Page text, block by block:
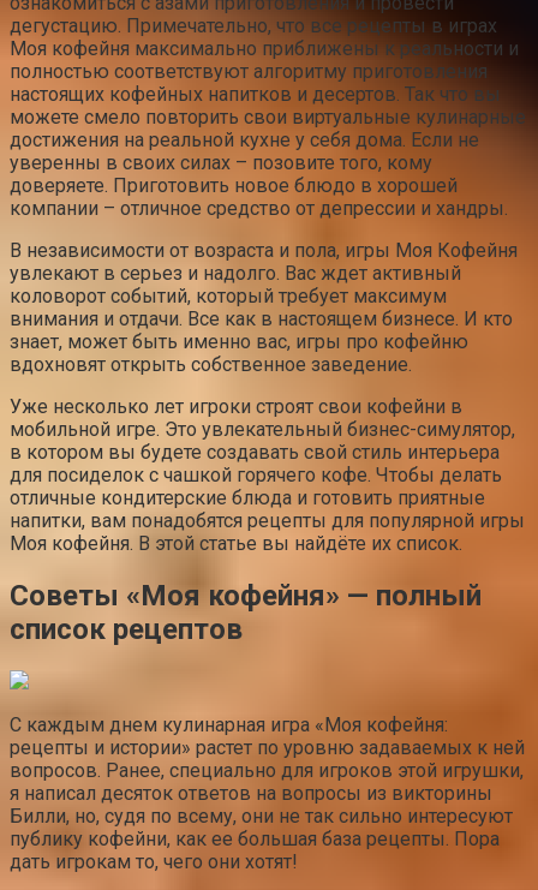
дегустацию. Примечательно, что все рецепты в играх
Моя кофейня максимально приближены к реальности и
полностью соответствуют алгоритму приготовления
настоящих кофейных напитков и десертов. Так что вы
можете смело повторить свои виртуальные кулинарные
достижения на реальной кухне у себя дома. Если не
уверенны в своих силах – позовите того, кому
доверяете. Приготовить новое блюдо в хорошей
компании – отличное средство от депрессии и хандры.
В независимости от возраста и пола, игры Моя Кофейня
увлекают в серьез и надолго. Вас ждет активный
коловорот событий, который требует максимум
внимания и отдачи. Все как в настоящем бизнесе. И кто
знает, может быть именно вас, игры про кофейню
вдохновят открыть собственное заведение.
Уже несколько лет игроки строят свои кофейни в
мобильной игре. Это увлекательный бизнес-симулятор,
в котором вы будете создавать свой стиль интерьера
для посиделок с чашкой горячего кофе. Чтобы делать
отличные кондитерские блюда и готовить приятные
напитки, вам понадобятся рецепты для популярной игры
Моя кофейня. В этой статье вы найдёте их список.
Советы «Моя кофейня» — полный
список рецептов
С каждым днем кулинарная игра «Моя кофейня:
рецепты и истории» растет по уровню задаваемых к ней
вопросов. Ранее, специально для игроков этой игрушки,
я написал десяток ответов на вопросы из викторины
Билли, но, судя по всему, они не так сильно интересуют
публику кофейни, как ее большая база рецепты. Пора
дать игрокам то, чего они хотят!